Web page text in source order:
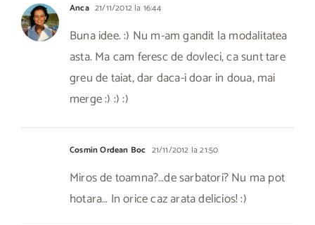
Anca 21/11/2012 la 16:44
Buna idee. :) Nu m-am gandit la modalitatea
asta. Ma cam feresc de dovleci, ca sunt tare
greu de taiat, dar daca-i doar in doua, mai
merge :) :) :)
Cosmin Ordean Boc 21/11/2012 la 21:50
Miros de toamna?…de sarbatori? Nu ma pot
hotara… In orice caz arata delicios! :)